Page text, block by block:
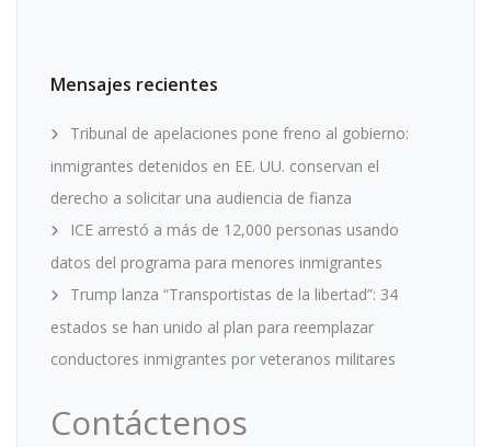
Mensajes recientes
Tribunal de apelaciones pone freno al gobierno:
inmigrantes detenidos en EE. UU. conservan el
derecho a solicitar una audiencia de fianza
ICE arrestó a más de 12,000 personas usando
datos del programa para menores inmigrantes
Trump lanza “Transportistas de la libertad”: 34
estados se han unido al plan para reemplazar
conductores inmigrantes por veteranos militares
Contáctenos